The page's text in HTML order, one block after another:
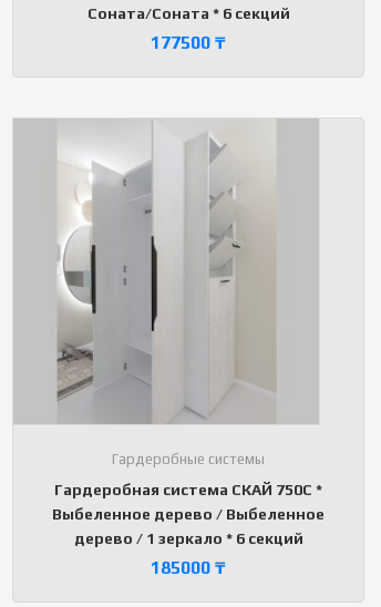
Соната/Соната * 6 секций
177500 ₸
Гардеробные системы
Гардеробная система СКАЙ 750С *
Выбеленное дерево / Выбеленное
дерево / 1 зеркало * 6 секций
185000 ₸